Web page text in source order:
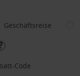
Geschäftsreise
Code